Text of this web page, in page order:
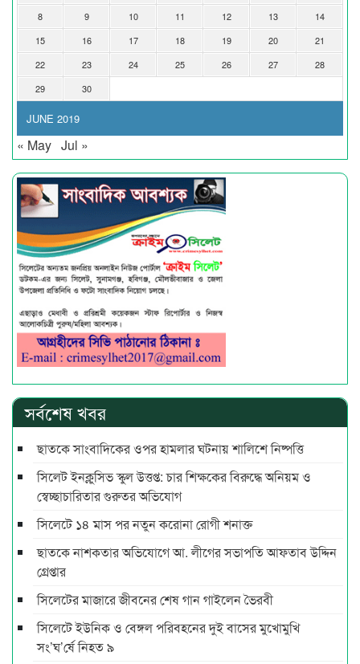
JUNE 2019
8
9 10 11 12 13
14
15
16 17 18 19 20
21
22
23 24 25 26 27
28
29
30
« May Jul »
সর্বশেষ খবর
ছাতকে সাংবাদিকের ওপর হামলার ঘটনায় শালিশে নিষ্পত্তি
সিলেট ইনক্লুসিভ স্কুল উত্তপ্ত: চার শিক্ষকের বিরুদ্ধে অনিয়ম ও
স্বেচ্ছাচারিতার গুরুতর অভিযোগ
সিলেটে ১৪ মাস পর নতুন করোনা রোগী শনাক্ত
ছাতকে নাশকতার অভিযোগে আ. লীগের সভাপ‌তি আফতাব উদ্দিন
গ্রেপ্তার
সিলেটের মাজারে জীবনের শেষ গান গাইলেন ভৈরবী
সিলেটে ইউনিক ও বেঙ্গল পরিবহনের দুই বাসের মুখোমুখি
সং’ঘ’র্ষে নিহত ৯